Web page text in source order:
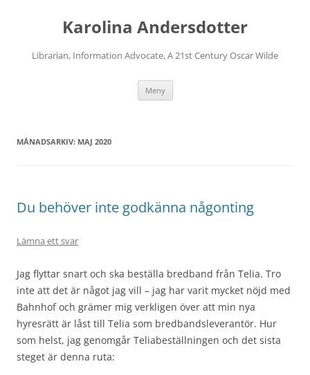
Karolina Andersdotter
Librarian, Information Advocate, A 21st Century Oscar Wilde
Meny Hoppa
innehåll
MÅNADSARKIV: MAJ 2020
Du behöver inte godkänna någonting
Lämna ett svar
Jag flyttar snart och ska beställa bredband från Telia. Tro
inte att det är något jag vill – jag har varit mycket nöjd med
Bahnhof och grämer mig verkligen över att min nya
hyresrätt är låst till Telia som bredbandsleverantör. Hur
som helst, jag genomgår Teliabeställningen och det sista
steget är denna ruta: